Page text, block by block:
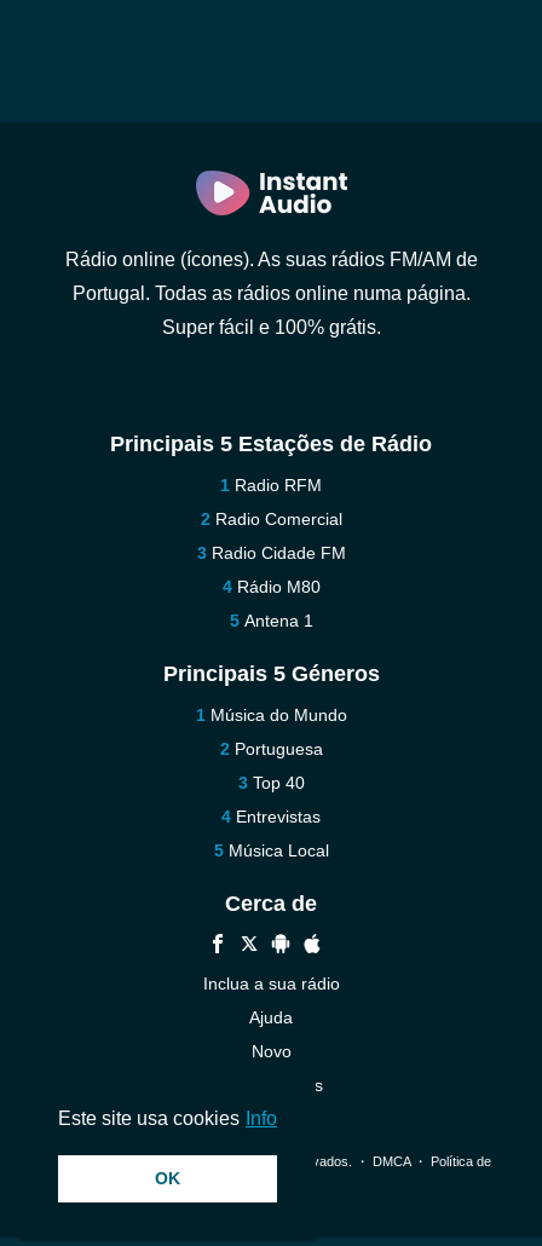
Rádio online (ícones). As suas rádios FM/AM de
Portugal. Todas as rádios online numa página.
Super fácil e 100% grátis.
Principais 5 Estações de Rádio
Radio RFM
Radio Comercial
Radio Cidade FM
Rádio M80
Antena 1
Principais 5 Géneros
Música do Mundo
Portuguesa
Top 40
Entrevistas
Música Local
Cerca de
Inclua a sua rádio
Ajuda
Novo
Contacte-nos
© 2026 InstantAudio. Todos os direitos reservados. ・ DMCA・ Política de
Este site usa cookies Info
OK